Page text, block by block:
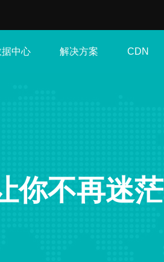
据中心 解决方案 CDN
你不再迷茫